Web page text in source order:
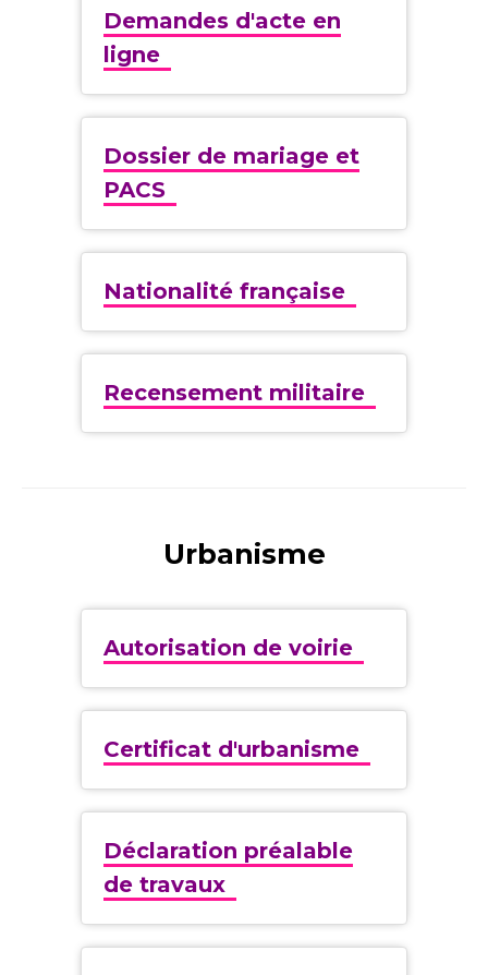
Demandes d'acte en
ligne
Dossier de mariage et
PACS
Nationalité française
Recensement militaire
Urbanisme
Autorisation de voirie
Certificat d'urbanisme
Déclaration préalable
de travaux